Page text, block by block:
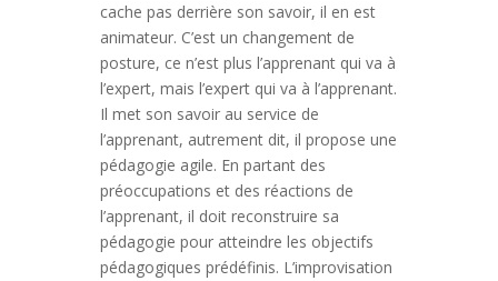
cache pas derrière son savoir, il en est
animateur. C’est un changement de
posture, ce n’est plus l’apprenant qui va à
l’expert, mais l’expert qui va à l’apprenant.
Il met son savoir au service de
l’apprenant, autrement dit, il propose une
pédagogie agile. En partant des
préoccupations et des réactions de
l’apprenant, il doit reconstruire sa
pédagogie pour atteindre les objectifs
pédagogiques prédéfinis. L’improvisation